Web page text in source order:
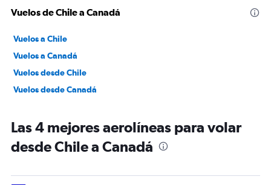
Vuelos de Chile a Canadá
Vuelos a Chile
Vuelos a Canadá
Vuelos desde Chile
Vuelos desde Canadá
Las 4 mejores aerolíneas para volar
desde Chile a Canadá